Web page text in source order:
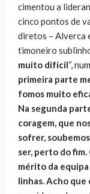
cimentou a
cinco pontos de
diretos – Alverca
timoneiro
muito difícil“,
primeira parte
fomos muito
Na segunda
coragem, que
sofrer,
ser, perto do
mérito da
linhas. Acho